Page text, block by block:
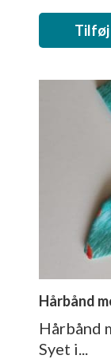
Hårbånd
Hårbånd
Syet i...